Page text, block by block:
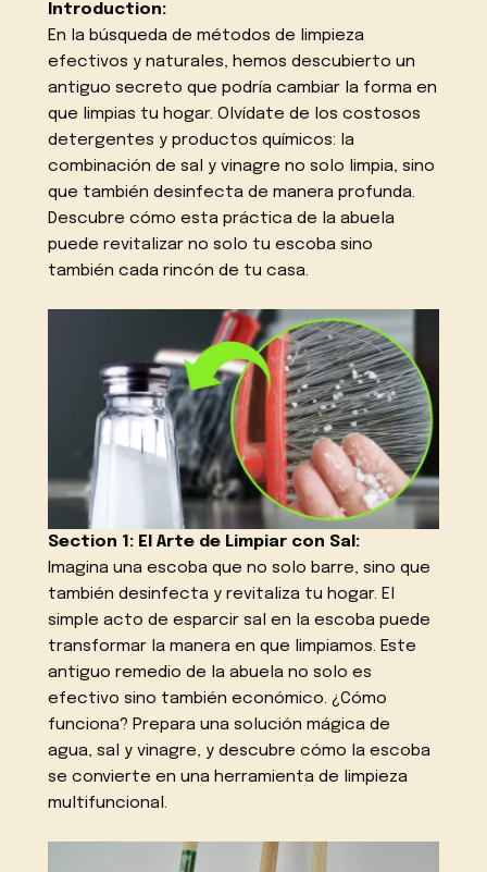
Introduction:
En la búsqueda de métodos de limpieza
efectivos y naturales, hemos descubierto un
antiguo secreto que podría cambiar la forma en
que limpias tu hogar. Olvídate de los costosos
detergentes y productos químicos: la
combinación de sal y vinagre no solo limpia, sino
que también desinfecta de manera profunda.
Descubre cómo esta práctica de la abuela
puede revitalizar no solo tu escoba sino
también cada rincón de tu casa.
Section 1: El Arte de Limpiar con Sal:
Imagina una escoba que no solo barre, sino que
también desinfecta y revitaliza tu hogar. El
simple acto de esparcir sal en la escoba puede
transformar la manera en que limpiamos. Este
antiguo remedio de la abuela no solo es
efectivo sino también económico. ¿Cómo
funciona? Prepara una solución mágica de
agua, sal y vinagre, y descubre cómo la escoba
se convierte en una herramienta de limpieza
multifuncional.